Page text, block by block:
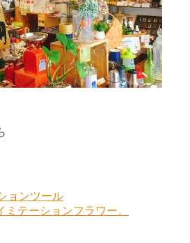
ョンツール
テーションフラワー。